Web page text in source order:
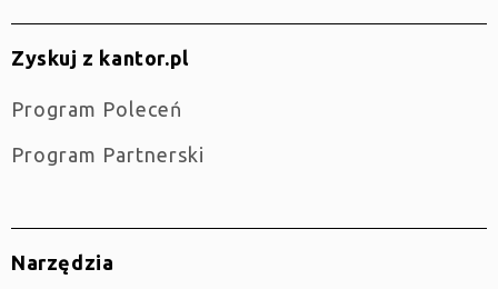
Zyskuj z kantor.pl
Program Poleceń
Program Partnerski
Narzędzia